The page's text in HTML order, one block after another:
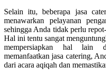
Selain itu, beberapa jasa
menawarkan pelayanan
sehingga Anda tidak perlu
Hal ini tentu sangat
mempersiapkan hal lain
memanfaatkan jasa catering,
dari acara aqiqah dan